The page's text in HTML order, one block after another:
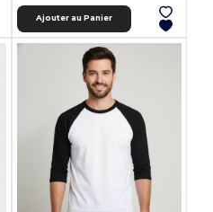
Ajouter au Panier